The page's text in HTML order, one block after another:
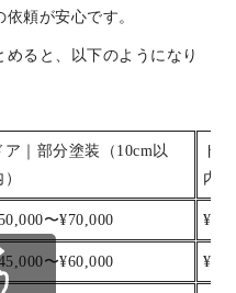
頼が安心です。
めると、以下のようになり
ア｜部分塗装（10cm以
ド
内）
〜¥70,000
〜¥60,000